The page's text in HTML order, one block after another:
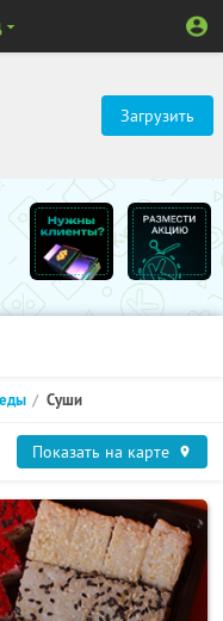
Загрузить
Суши
Показать на карте